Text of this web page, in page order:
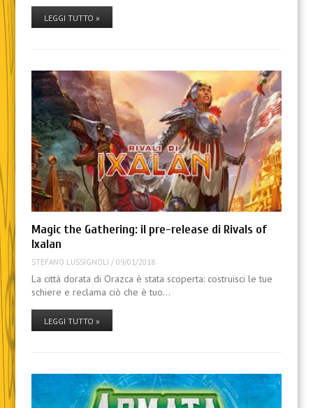
LEGGI TUTTO »
Magic the Gathering: il pre-release di Rivals of
Ixalan
STEFANO LUSSIGNOLI / 09/01/2018
La città dorata di Orazca è stata scoperta: costruisci le tue
schiere e reclama ciò che è tuo…
LEGGI TUTTO »